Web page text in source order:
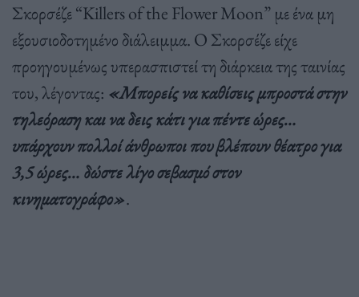
Σκορσέζε “Killers of the Flower Moon” με ένα μη
εξουσιοδοτημένο διάλειμμα. Ο Σκορσέζε είχε
προηγουμένως υπερασπιστεί τη διάρκεια της ταινίας
του, λέγοντας: «Μπορείς να καθίσεις μπροστά στην
τηλεόραση και να δεις κάτι για πέντε ώρες…
υπάρχουν πολλοί άνθρωποι που βλέπουν θέατρο για
3,5 ώρες… δώστε λίγο σεβασμό στον
κινηματογράφο».